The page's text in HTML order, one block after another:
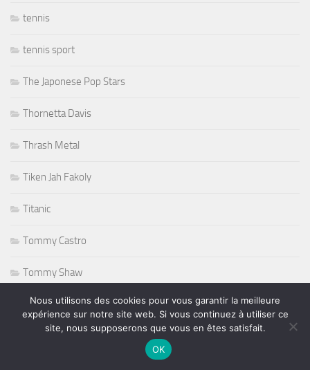
tennis
tennis sport
The Japonese Pop Stars
Thornetta Davis
Thrash Metal
Tiken Jah Fakoly
Titanic
Tommy Castro
Tommy Shaw
Tony Martin
Tony Sheridan
Nous utilisons des cookies pour vous garantir la meilleure
expérience sur notre site web. Si vous continuez à utiliser ce
site, nous supposerons que vous en êtes satisfait.
OK